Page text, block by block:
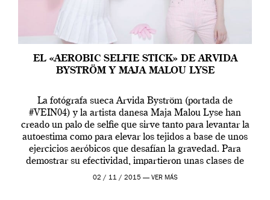
EL «AEROBIC SELFIE STICK» DE ARVIDA
BYSTRÖM Y MAJA MALOU LYSE
La fotógrafa sueca Arvida Byström (portada de
#VEIN04) y la artista danesa Maja Malou Lyse han
creado un palo de selfie que sirve tanto para levantar la
autoestima como para elevar los tejidos a base de unos
ejercicios aeróbicos que desafían la gravedad. Para
demostrar su efectividad, impartieron unas clases de
prueba en el Tate […]
02 / 11 / 2015 — VER MÁS